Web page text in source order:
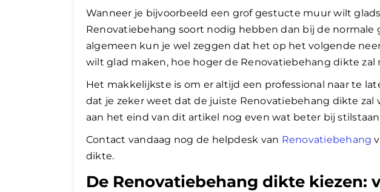
Wanneer je bijvoorbeeld een grof gestucte muur wilt
Renovatiebehang soort nodig hebben dan bij de normale
algemeen kun je wel zeggen dat het op het volgende
wilt glad maken, hoe hoger de Renovatiebehang dikte zal
Het makkelijkste is om er altijd een professional naar te
dat je zeker weet dat de juiste Renovatiebehang dikte zal
aan het eind van dit artikel nog even wat beter bij
Contact vandaag nog de helpdesk van Renovatiebehang
dikte.
De Renovatiebehang dikte kiezen: